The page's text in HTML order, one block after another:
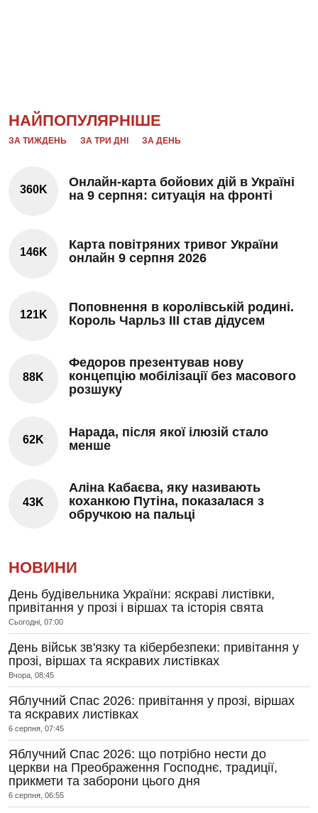
НАЙПОПУЛЯРНІШЕ
ЗА ТИЖДЕНЬ ЗА ТРИ ДНІ ЗА ДЕНЬ
360K
Онлайн-карта бойових дій в Україні
на 9 серпня: ситуація на фронті
146K
Карта повітряних тривог України
онлайн 9 серпня 2026
121K
Поповнення в королівській родині.
Король Чарльз III став дідусем
88K
Федоров презентував нову
концепцію мобілізації без масового
розшуку
62K
Нарада, після якої ілюзій стало
менше
43K
Аліна Кабаєва, яку називають
коханкою Путіна, показалася з
обручкою на пальці
НОВИНИ
День будівельника України: яскраві листівки,
привітання у прозі і віршах та історія свята
Сьогодні, 07:00
День військ зв'язку та кібербезпеки: привітання у
прозі, віршах та яскравих листівках
Вчора, 08:45
Яблучний Спас 2026: привітання у прозі, віршах
та яскравих листівках
6 серпня, 07:45
Яблучний Спас 2026: що потрібно нести до
церкви на Преображення Господнє, традиції,
прикмети та заборони цього дня
6 серпня, 06:55